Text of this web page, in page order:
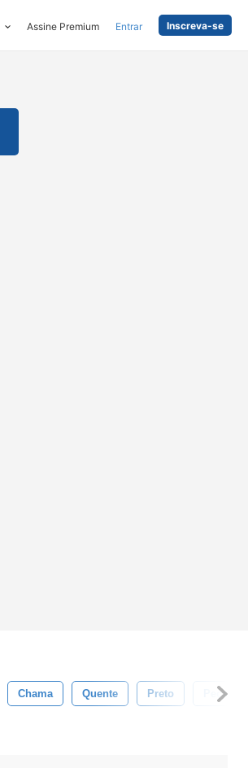
Assine Premium Entrar Inscreva-se
Chama Quente Preto Peças